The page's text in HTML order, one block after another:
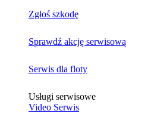
Zgłoś szkodę
Sprawdź akcję serwisową
Serwis dla floty
Usługi serwisowe
Video Serwis